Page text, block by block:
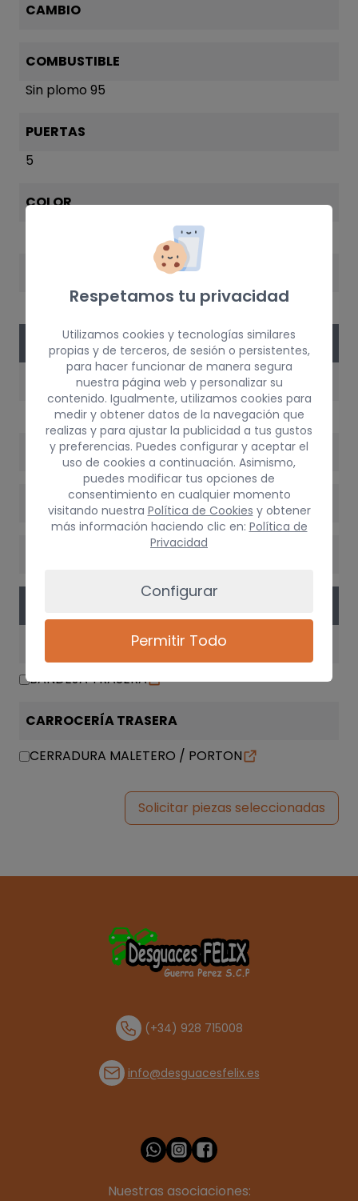
CAMBIO
COMBUSTIBLE
Sin plomo 95
PUERTAS
5
COLOR
VERSIÓN DEL VEHÍCULO
POTENCIA
VERSIÓN
BANDEJA TRASERA
CARROCERÍA TRASERA
CERRADURA MALETERO / PORTON
Solicitar piezas seleccionadas
(+34) 928 715008
info@desguacesfelix.es
Nuestras asociaciones:
Respetamos tu privacidad
Utilizamos cookies y tecnologías similares
propias y de terceros, de sesión o persistentes,
para hacer funcionar de manera segura
nuestra página web y personalizar su
contenido. Igualmente, utilizamos cookies para
medir y obtener datos de la navegación que
realizas y para ajustar la publicidad a tus gustos
y preferencias. Puedes configurar y aceptar el
uso de cookies a continuación. Asimismo,
puedes modificar tus opciones de
consentimiento en cualquier momento
visitando nuestra Política de Cookies y obtener
más información haciendo clic en: Política de
Privacidad
Configurar
Permitir Todo